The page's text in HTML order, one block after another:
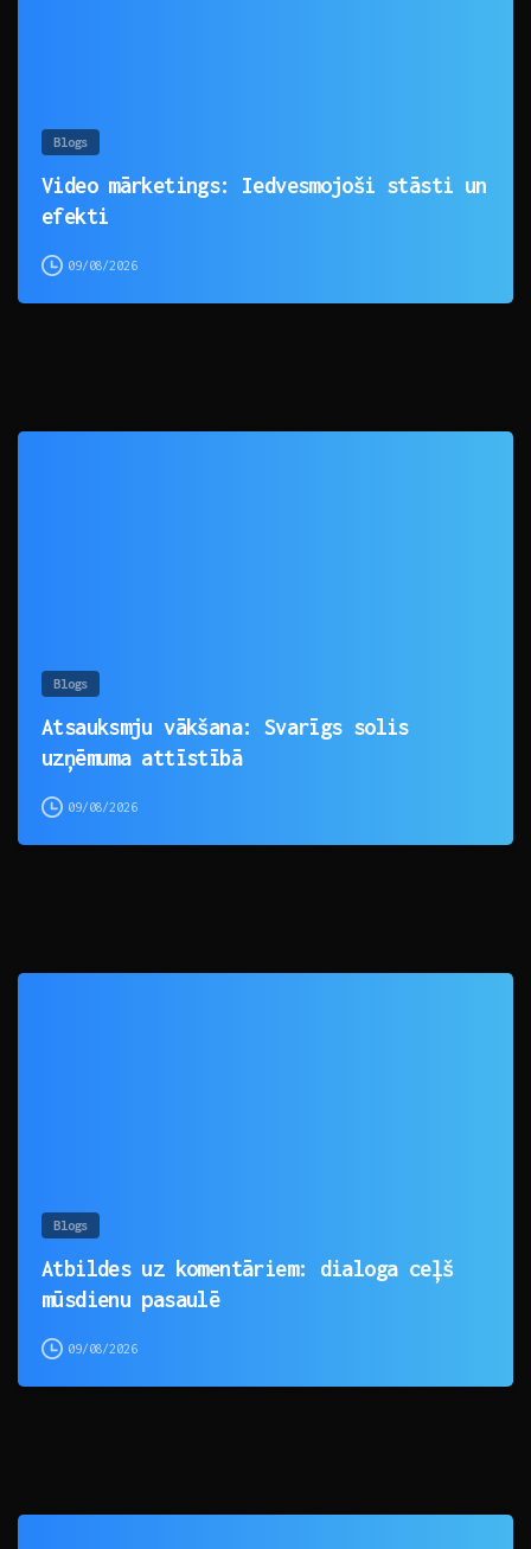
Blogs
Video mārketings: Iedvesmojoši stāsti un
efekti
09/08/2026
Blogs
Atsauksmju vākšana: Svarīgs solis
uzņēmuma attīstībā
09/08/2026
Blogs
Atbildes uz komentāriem: dialoga ceļš
mūsdienu pasaulē
09/08/2026